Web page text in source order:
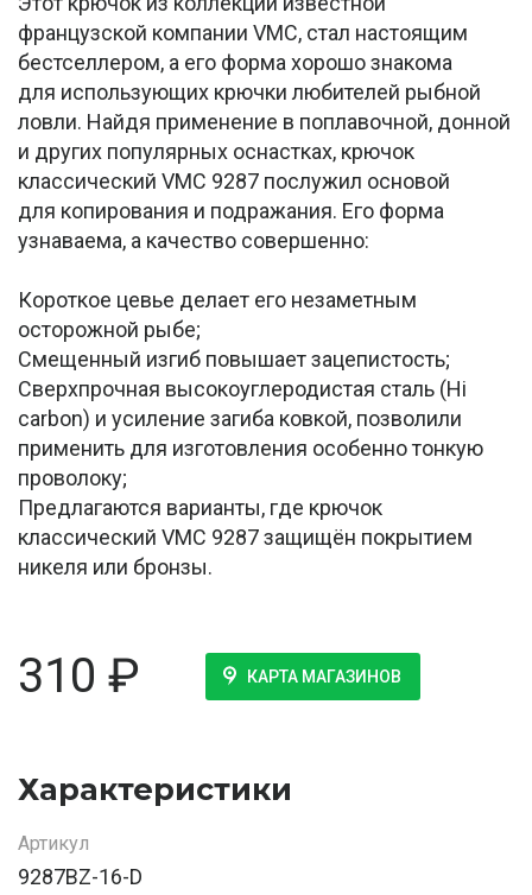
французской компании VMC, стал настоящим
бестселлером, а его форма хорошо знакома
для использующих крючки любителей рыбной
ловли. Найдя применение в поплавочной, донной
и других популярных оснастках, крючок
классический VMC 9287 послужил основой
для копирования и подражания. Его форма
узнаваема, а качество совершенно:
Короткое цевье делает его незаметным
осторожной рыбе;
Смещенный изгиб повышает зацепистость;
Сверхпрочная высокоуглеродистая сталь (Hi
carbon) и усиление загиба ковкой, позволили
применить для изготовления особенно тонкую
проволоку;
Предлагаются варианты, где крючок
классический VMC 9287 защищён покрытием
никеля или бронзы.
310 ₽ КАРТА МАГАЗИНОВ
Характеристики
Артикул
9287BZ-16-D